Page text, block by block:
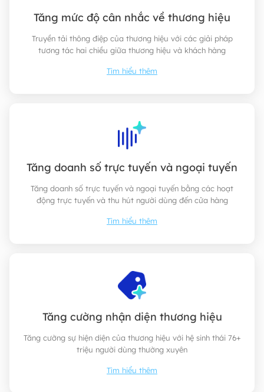
Tăng mức độ cân nhắc về thương hiệu
Truyền tải thông điệp của thương hiệu với các giải pháp
tương tác hai chiều giữa thương hiệu và khách hàng
Tìm hiểu thêm
Tăng doanh số trực tuyến và ngoại tuyến
Tăng doanh số trực tuyến và ngoại tuyến bằng các hoạt
động trực tuyến và thu hút người dùng đến cửa hàng
Tìm hiểu thêm
Tăng cường nhận diện thương hiệu
Tăng cường sự hiện diện của thương hiệu với hệ sinh thái 76+
triệu người dùng thường xuyên
Tìm hiểu thêm